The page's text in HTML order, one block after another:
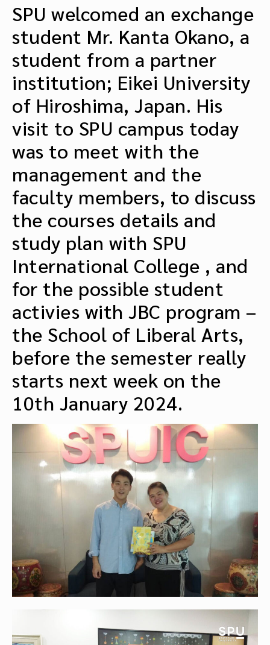
SPU welcomed an exchange
student Mr. Kanta Okano, a
student from a partner
institution; Eikei University
of Hiroshima, Japan. His
visit to SPU campus today
was to meet with the
management and the
faculty members, to discuss
the courses details and
study plan with SPU
International College , and
for the possible student
activies with JBC program –
the School of Liberal Arts,
before the semester really
starts next week on the
10th January 2024.